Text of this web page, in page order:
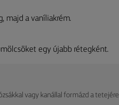
majd a vaníliakrém.
egy újabb rétegként.
vagy kanállal formázd a tetejére.